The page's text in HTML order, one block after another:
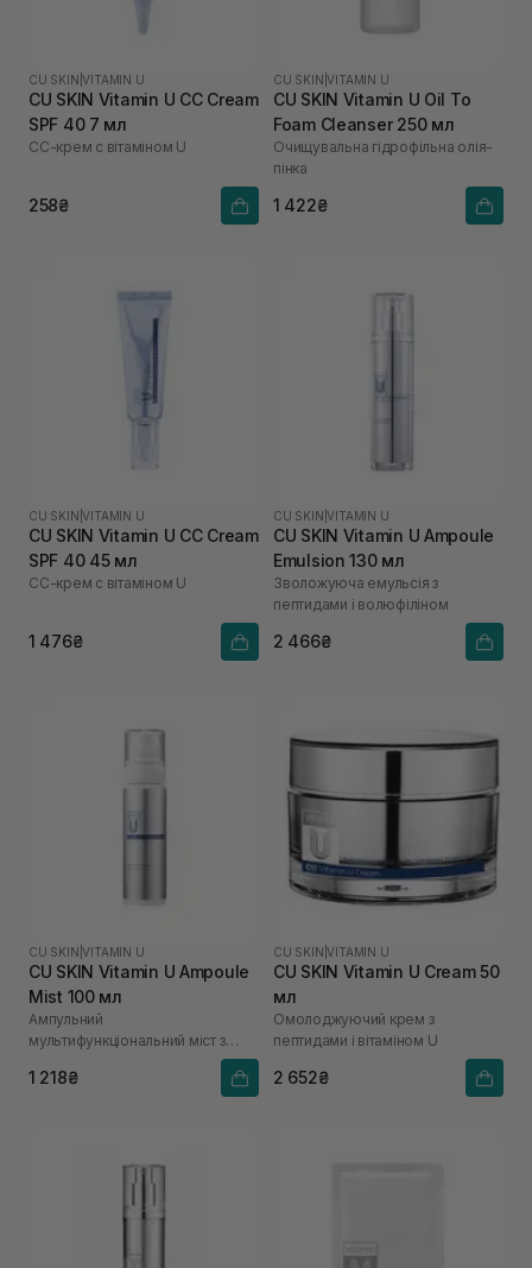
CU SKIN |VITAMIN U
CU SKIN Vitamin U CC Cream
SPF 40 7 мл
СС-крем с вітаміном U
258₴
CU SKIN |VITAMIN U
CU SKIN Vitamin U Oil To
Foam Cleanser 250 мл
Очищувальна гідрофільна олія-
пінка
1 422₴
CU SKIN |VITAMIN U
CU SKIN Vitamin U CC Cream
SPF 40 45 мл
СС-крем с вітаміном U
1 476₴
CU SKIN |VITAMIN U
CU SKIN Vitamin U Ampoule
Emulsion 130 мл
Зволожуюча емульсія з
пептидами і волюфіліном
2 466₴
CU SKIN |VITAMIN U
CU SKIN Vitamin U Ampoule
Mist 100 мл
Ампульний
мультифункціональний міст з
1 218₴
CU SKIN |VITAMIN U
CU SKIN Vitamin U Cream 50
мл
Омолоджуючий крем з
пептидами і вітаміном U
2 652₴